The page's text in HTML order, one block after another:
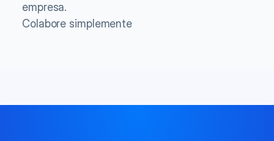
empresa.
Colabore simplemente